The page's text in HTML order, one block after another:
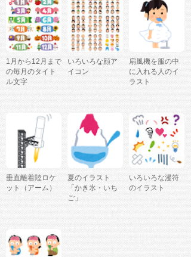
1月から12月まで
の毎月のタイト
ル文字
いろいろな顔ア
イコン
扇風機を服の中
に入れる人のイ
ラスト
垂直離着陸ロケ
ット（アーム）
夏のイラスト
「かき氷・いち
ご」
いろいろな漫符
のイラスト